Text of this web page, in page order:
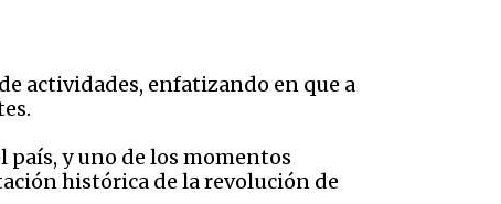
actividades, enfatizando en que a
país, y uno de los momentos
histórica de la revolución de